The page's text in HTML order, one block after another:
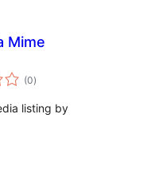
Mime
(0tổng
đánh
)
listing by